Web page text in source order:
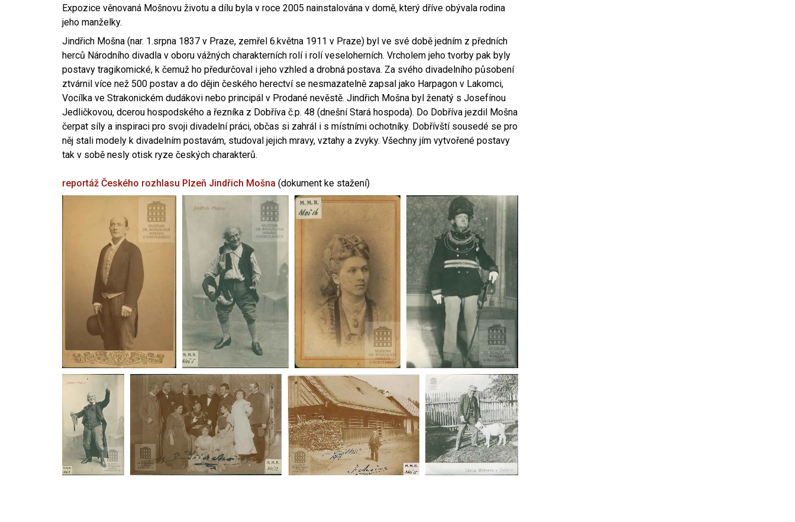
Expozice věnovaná Mošnovu životu a dílu byla v roce 2005 nainstalována v domě, který dříve obývala rodina
jeho manželky.
Jindřich Mošna (nar. 1.srpna 1837 v Praze, zemřel 6.května 1911 v Praze) byl ve své době jedním z předních
herců Národního divadla v oboru vážných charakterních rolí i rolí veseloherních. Vrcholem jeho tvorby pak byly
postavy tragikomické, k čemuž ho předurčoval i jeho vzhled a drobná postava. Za svého divadelního působení
ztvárnil více než 500 postav a do dějin českého herectví se nesmazatelně zapsal jako Harpagon v Lakomci,
Vocílka ve Strakonickém dudákovi nebo principál v Prodané nevěstě. Jindřich Mošna byl ženatý s Josefínou
Jedličkovou, dcerou hospodského a řezníka z Dobříva č.p. 48 (dnešní Stará hospoda). Do Dobříva jezdil Mošna
čerpat síly a inspiraci pro svoji divadelní práci, občas si zahrál i s místními ochotníky. Dobřívští sousedé se pro
něj stali modely k divadelním postavám, studoval jejich mravy, vztahy a zvyky. Všechny jím vytvořené postavy
tak v sobě nesly otisk ryze českých charakterů.
reportáž Českého rozhlasu Plzeň Jindřich Mošna (dokument ke stažení)